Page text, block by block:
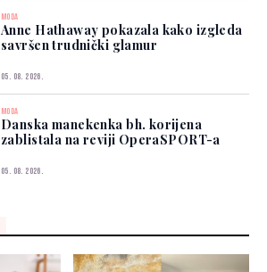
MODA
Anne Hathaway pokazala kako izgleda
savršen trudnički glamur
05. 08. 2026.
MODA
Danska manekenka bh. korijena
zablistala na reviji OperaSPORT-a
05. 08. 2026.